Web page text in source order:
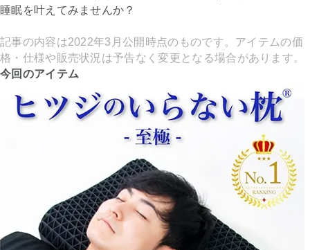
睡眠を叶えてみませんか？
記事の内容は2022年3月公開時点のものです。アイテムの価
格・仕様や販売状況は予告なく変更となる場合があります。
今回のアイテム